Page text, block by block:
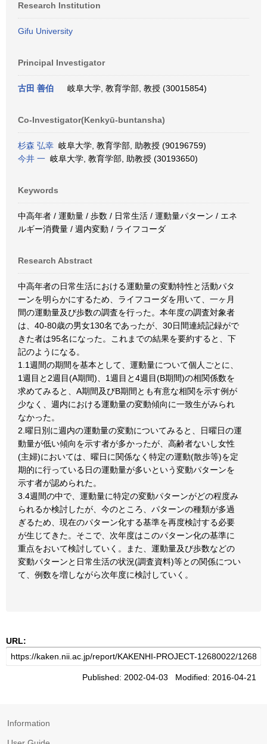
Research Institution
Gifu University
Principal Investigator
古田 善伯 岐阜大学, 教育学部, 教授 (30015854)
Co-Investigator(Kenkyū-buntansha)
杉森 弘幸 岐阜大学, 教育学部, 助教授 (90196759)
今井 一 岐阜大学, 教育学部, 助教授 (30193650)
Keywords
中高年者 / 運動量 / 歩数 / 日常生活 / 運動量パターン / エネ
ルギー消費量 / 週内変動 / ライフコーダ
Research Abstract
中高年者の日常生活における運動量の変動特性と活動パタ
ーンを明らかにするため、ライフコーダを用いて、一ヶ月
間の運動量及び歩数の調査を行った。本年度の調査対象者
は、40-80歳の男女130名であったが、30日間連続記録がで
きた者は95名になった。これまでの結果を要約すると、下
記のようになる。
1.1週間の期間を基本として、運動量について個人ごとに、
1週目と2週目(A期間)、1週目と4週目(B期間)の相関係数を
求めてみると、A期間及びB期間とも有意な相関を示す例が
少なく、週内における運動量の変動傾向に一致生がみられ
なかった。
2.曜日別に週内の運動量の変動についてみると、日曜日の運
動量が低い傾向を示す者が多かったが、高齢者ないし女性
(主婦)においては、曜日に関係なく特定の運動(散歩等)を定
期的に行っている日の運動量が多いという変動パターンを
示す者が認められた。
3.4週間の中で、運動量に特定の変動パターンがどの程度み
られるか検討したが、今のところ、パターンの種類が多過
ぎるため、現在のパターン化する基準を再度検討する必要
が生じてきた。そこで、次年度はこのパターン化の基準に
重点をおいて検討していく。また、運動量及び歩数などの
変動パターンと日常生活の状況(調査資料)等との関係につい
て、例数を増しながら次年度に検討していく。
URL:
Published: 2002-04-03 Modified: 2016-04-21
Information